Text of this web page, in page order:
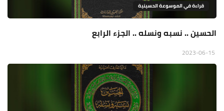
قراءة في الموسوعة الحسينية
الحسين .. نسبه ونسله .. الجزء الرابع